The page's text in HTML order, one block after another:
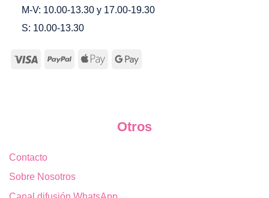
M-V: 10.00-13.30 y 17.00-19.30
S: 10.00-13.30
Otros
Contacto
Sobre Nosotros